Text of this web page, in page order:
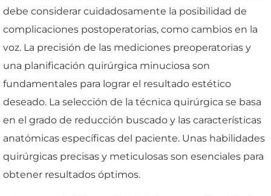
debe considerar cuidadosamente la posibilidad de
complicaciones postoperatorias, como cambios en la
voz. La precisión de las mediciones preoperatorias y
una planificación quirúrgica minuciosa son
fundamentales para lograr el resultado estético
deseado. La selección de la técnica quirúrgica se basa
en el grado de reducción buscado y las características
anatómicas específicas del paciente. Unas habilidades
quirúrgicas precisas y meticulosas son esenciales para
obtener resultados óptimos.